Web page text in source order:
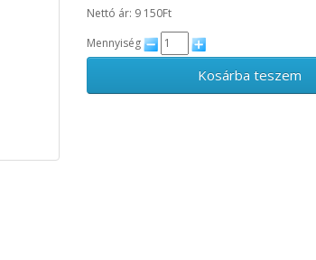
Nettó ár: 9 150Ft
Mennyiség
Kosárba teszem